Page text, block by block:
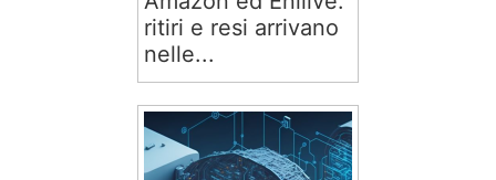
ritiri e resi arrivano
nelle...